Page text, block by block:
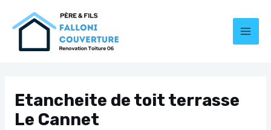
Etancheite de toit terrasse
Le Cannet